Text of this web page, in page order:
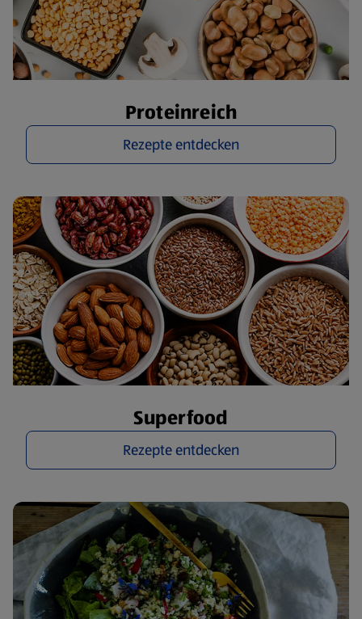
Proteinreich
Rezepte entdecken
Superfood
Rezepte entdecken